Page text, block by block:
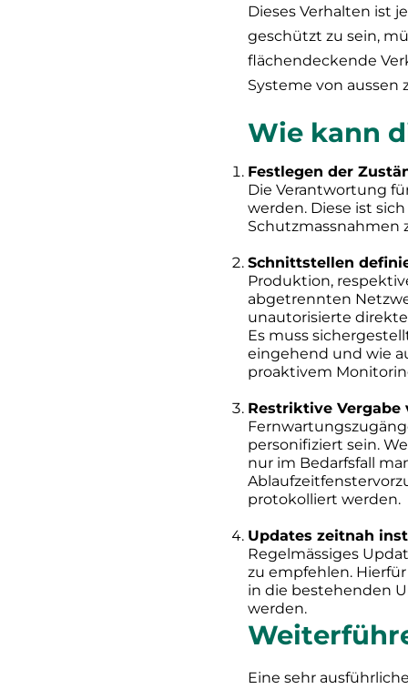
Dieses Verhalten ist
geschützt zu sein,
flächendeckende
Systeme von aussen
Wie kann
Festlegen der
Die Verantwortung
werden. Diese ist
Schutzmassnahmen
Schnittstellen
Produktion,
abgetrennten
unautorisierte
Es muss
eingehend und wie
proaktivem
Restriktive Vergabe
personifiziert sein.
nur im Bedarfsfall
protokolliert werden.
Updates zeitnah
Regelmässiges
zu empfehlen.
in die bestehenden
werden.
Eine sehr